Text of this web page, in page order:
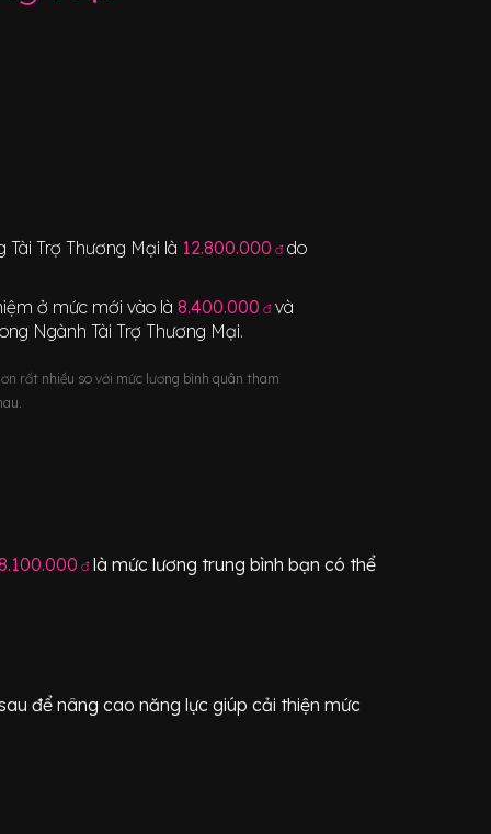
Tài Trợ Thương Mại là 12.800.000 đdo
ở mức mới vào là 8.400.000 đ và
Ngành Tài Trợ Thương Mại.
rất nhiều so với mức lương bình quân tham
đlà mức lương trung bình bạn có thể
để nâng cao năng lực giúp cải thiện mức